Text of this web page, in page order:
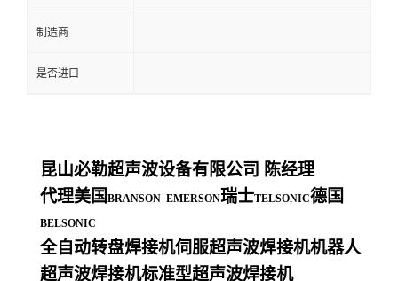
制造商
是否进口
昆山必勒超声波设备有限公司
陈经理
代理美国 BRANSON EMERSON瑞士TELSONIC德国
BELSONIC
全自动转盘焊接机伺服超声波焊接机机器人
超声波焊接机标准型超声波焊接机